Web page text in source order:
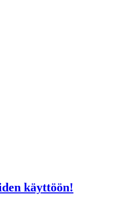
käyttöön!